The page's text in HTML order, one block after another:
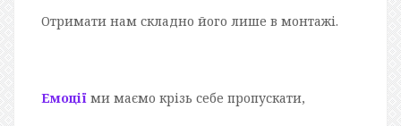
Отримати нам складно його лише в монтажі.
Емоції ми маємо крізь себе пропускати,